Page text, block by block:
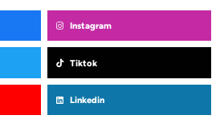
Instagram
Tiktok
Linkedin